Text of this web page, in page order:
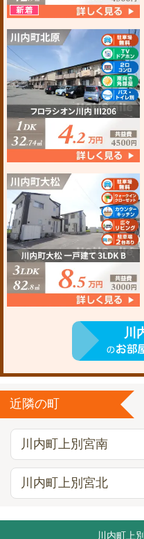
川
近隣の町
川内町上別宮南
川内町上別宮北
川内町上